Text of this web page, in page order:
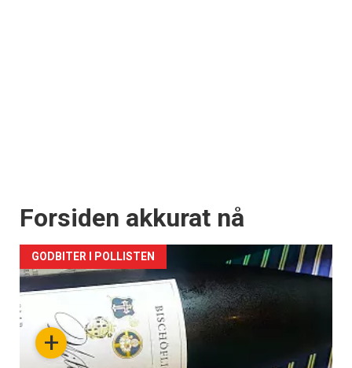
Forsiden akkurat nå
+
GODBITER I POLLISTEN